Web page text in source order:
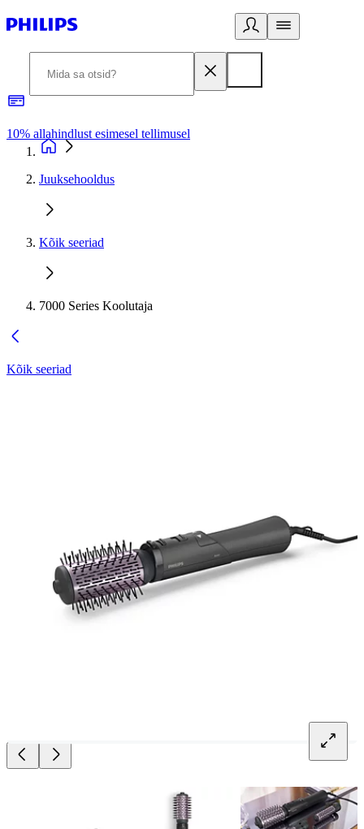
10% allahindlust esimesel tellimusel
Juuksehooldus
Kõik seeriad
7000 Series Koolutaja
Kõik seeriad